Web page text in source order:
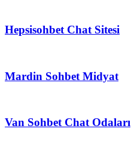
Hepsisohbet Chat Sitesi
Mardin Sohbet Midyat
Van Sohbet Chat Odaları